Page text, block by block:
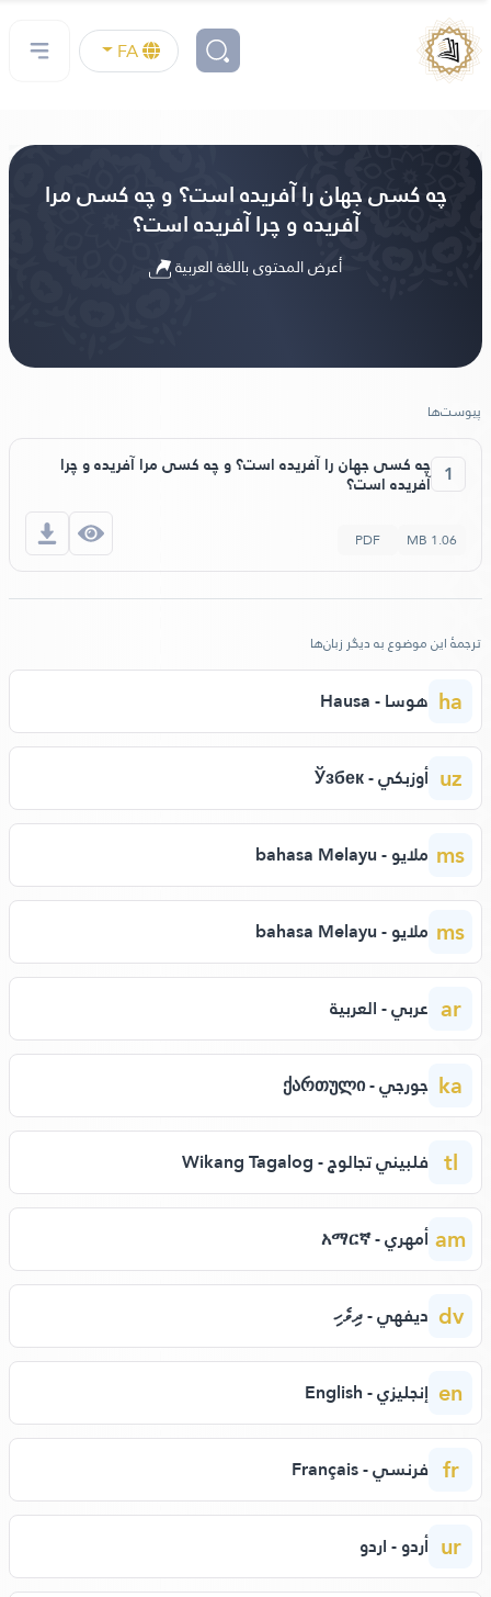
FA
چه کسی جهان را آفریده است؟ و چه کسی مرا
آفریده و چرا آفریده است؟
أعرض المحتوى باللغة العربية
پیوست‌ها
1 چه کسی جهان را آفریده است؟ و چه کسی مرا آفریده و چرا
آفریده است؟
1.06 MB
PDF
ترجمهٔ این موضوع به دیگر زبان‌ها
ha هوسا - Hausa
uz أوزبكي - Ўзбек
ms ملايو - bahasa Melayu
ms ملايو - bahasa Melayu
ar عربي - العربية
ka جورجي - ქართული
tl فلبيني تجالوج - Wikang Tagalog
am أمهري - አማርኛ
dv ديفهي - ދިވެހި
en إنجليزي - English
fr فرنسي - Français
ur أردو - اردو